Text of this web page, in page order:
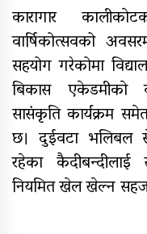
कारागार
वार्षिकोत्सवको
सहयोग गरेकोमा
बिकास एकेडमीकाे
सासंकृति कार्यक्रम
छ। दुईवटा भलिबल
रहेका
नियमित खेल खेल्न